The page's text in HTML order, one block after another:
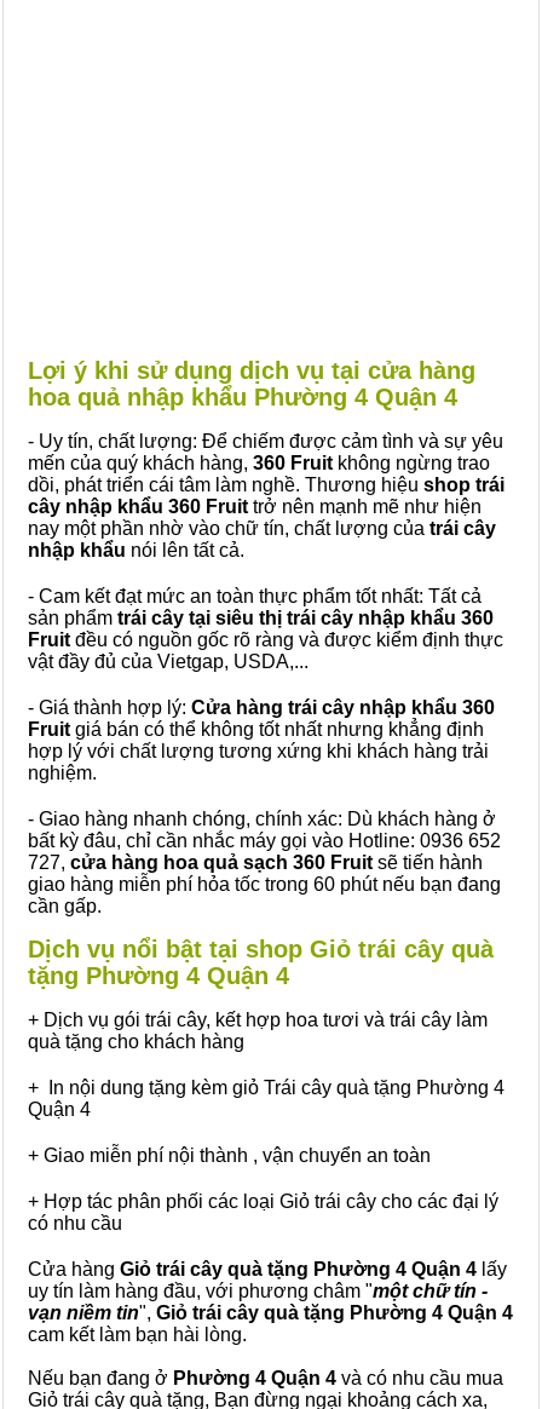
Lợi ý khi sử dụng dịch vụ tại cửa hàng
hoa quả nhập khẩu Phường 4 Quận 4
- Uy tín, chất lượng: Để chiếm được cảm tình và sự yêu
mến của quý khách hàng, 360 Fruit không ngừng trao
dồi, phát triển cái tâm làm nghề. Thương hiệu shop trái
cây nhập khẩu 360 Fruit trở nên mạnh mẽ như hiện
nay một phần nhờ vào chữ tín, chất lượng của trái cây
nhập khẩu nói lên tất cả.
- Cam kết đạt mức an toàn thực phẩm tốt nhất: Tất cả
sản phẩm trái cây tại siêu thị trái cây nhập khẩu 360
Fruit đều có nguồn gốc rõ ràng và được kiểm định thực
vật đầy đủ của Vietgap, USDA,...
- Giá thành hợp lý: Cửa hàng trái cây nhập khẩu 360
Fruit giá bán có thể không tốt nhất nhưng khẳng định
hợp lý với chất lượng tương xứng khi khách hàng trải
nghiệm.
- Giao hàng nhanh chóng, chính xác: Dù khách hàng ở
bất kỳ đâu, chỉ cần nhắc máy gọi vào Hotline: 0936 652
727, cửa hàng hoa quả sạch 360 Fruit sẽ tiến hành
giao hàng miễn phí hỏa tốc trong 60 phút nếu bạn đang
cần gấp.
Dịch vụ nổi bật tại shop Giỏ trái cây quà
tặng Phường 4 Quận 4
+ Dịch vụ gói trái cây, kết hợp hoa tươi và trái cây làm
quà tặng cho khách hàng
+ In nội dung tặng kèm giỏ Trái cây quà tặng Phường 4
Quận 4
+ Giao miễn phí nội thành , vận chuyển an toàn
+ Hợp tác phân phối các loại Giỏ trái cây cho các đại lý
có nhu cầu
Cửa hàng Giỏ trái cây quà tặng Phường 4 Quận 4 lấy
uy tín làm hàng đầu, với phương châm "một chữ tín -
vạn niềm tin", Giỏ trái cây quà tặng Phường 4 Quận 4
cam kết làm bạn hài lòng.
Nếu bạn đang ở Phường 4 Quận 4 và có nhu cầu mua
Giỏ trái cây quà tặng, Bạn đừng ngại khoảng cách xa,